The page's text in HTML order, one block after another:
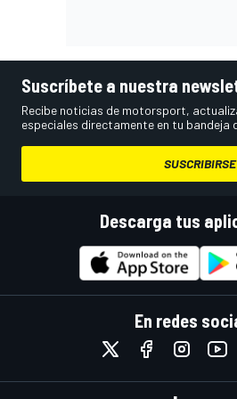
Suscríbete a nuestra
Recibe noticias de motorsport,
especiales directamente en tu bandeja
SUSCRIBIRSE
Descarga tus
En redes